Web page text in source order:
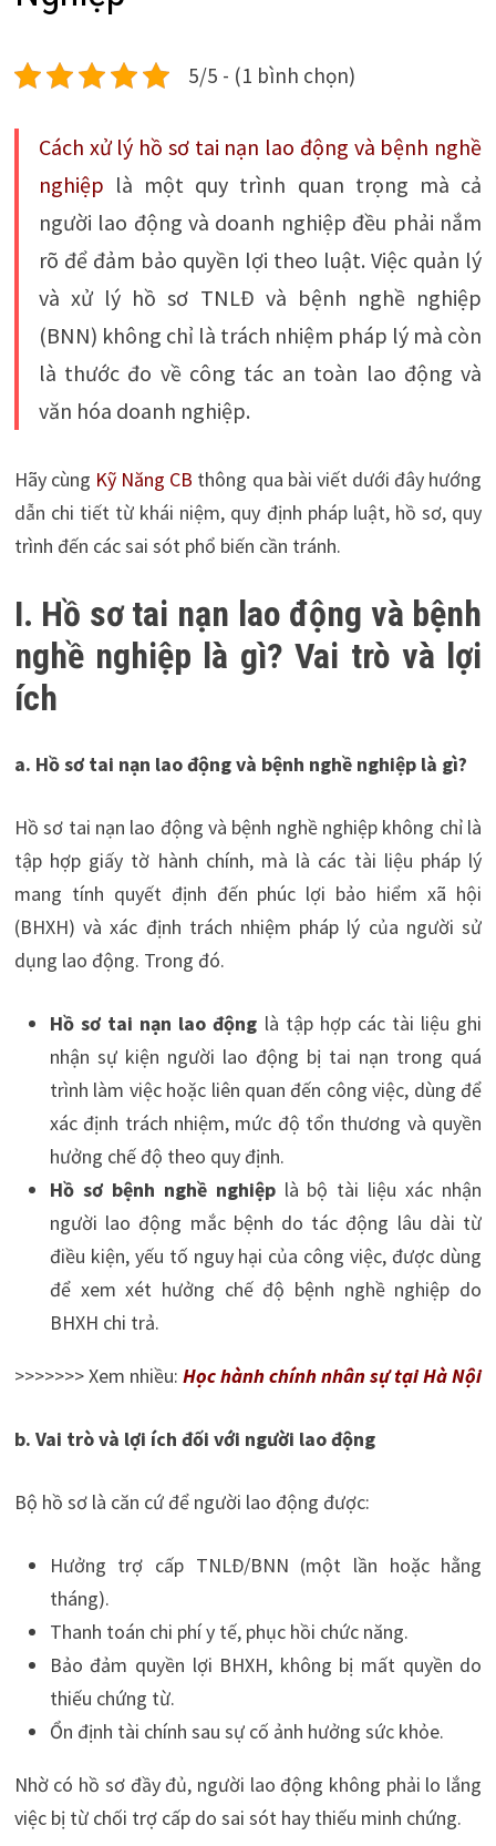
5/5 - (1 bình chọn)
Cách xử lý hồ sơ tai nạn lao động và bệnh nghề
nghiệp là một quy trình quan trọng mà cả
người lao động và doanh nghiệp đều phải nắm
rõ để đảm bảo quyền lợi theo luật. Việc quản lý
và xử lý hồ sơ TNLĐ và bệnh nghề nghiệp
(BNN) không chỉ là trách nhiệm pháp lý mà còn
là thước đo về công tác an toàn lao động và
văn hóa doanh nghiệp.
Hãy cùng Kỹ Năng CB thông qua bài viết dưới đây hướng
dẫn chi tiết từ khái niệm, quy định pháp luật, hồ sơ, quy
trình đến các sai sót phổ biến cần tránh.
I. Hồ sơ tai nạn lao động và bệnh
nghề nghiệp là gì? Vai trò và lợi
ích
a. Hồ sơ tai nạn lao động và bệnh nghề nghiệp là gì?
Hồ sơ tai nạn lao động và bệnh nghề nghiệp không chỉ là
tập hợp giấy tờ hành chính, mà là các tài liệu pháp lý
mang tính quyết định đến phúc lợi bảo hiểm xã hội
(BHXH) và xác định trách nhiệm pháp lý của người sử
dụng lao động. Trong đó.
Hồ sơ tai nạn lao động là tập hợp các tài liệu ghi
nhận sự kiện người lao động bị tai nạn trong quá
trình làm việc hoặc liên quan đến công việc, dùng để
xác định trách nhiệm, mức độ tổn thương và quyền
hưởng chế độ theo quy định.
Hồ sơ bệnh nghề nghiệplà bộ tài liệu xác nhận
người lao động mắc bệnh do tác động lâu dài từ
điều kiện, yếu tố nguy hại của công việc, được dùng
để xem xét hưởng chế độ bệnh nghề nghiệp do
BHXH chi trả.
>>>>>>> Xem nhiều: Học hành chính nhân sự tại Hà Nội
b. Vai trò và lợi ích đối với người lao động
Bộ hồ sơ là căn cứ để người lao động được:
Hưởng trợ cấp TNLĐ/BNN (một lần hoặc hằng
tháng).
Thanh toán chi phí y tế, phục hồi chức năng.
Bảo đảm quyền lợi BHXH, không bị mất quyền do
thiếu chứng từ.
Ổn định tài chính sau sự cố ảnh hưởng sức khỏe.
Nhờ có hồ sơ đầy đủ, người lao động không phải lo lắng
việc bị từ chối trợ cấp do sai sót hay thiếu minh chứng.